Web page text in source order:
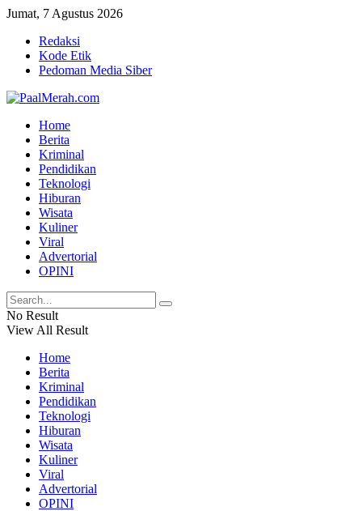
Jumat, 7 Agustus 2026
Redaksi
Kode Etik
Pedoman Media Siber
Home
Berita
Kriminal
Pendidikan
Teknologi
Hiburan
Wisata
Kuliner
Viral
Advertorial
OPINI
No Result
View All Result
Home
Berita
Kriminal
Pendidikan
Teknologi
Hiburan
Wisata
Kuliner
Viral
Advertorial
OPINI